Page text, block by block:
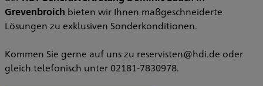
Grevenbroich bieten wir Ihnen maßgeschneiderte
Lösungen zu exklusiven Sonderkonditionen.
Kommen Sie gerne auf uns zu reservisten@hdi.de oder
gleich telefonisch unter 02181-7830978.